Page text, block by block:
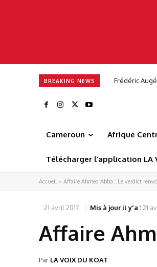
BREAKING NEWS
Frédéric
Cameroun Afrique
Télécharger l’application LA
Accueil Affaire Ahmed Abba : Le verdict
21 avril 2017 Mis à jour il y'a :21
Affaire
Par LA VOIX DU KOAT